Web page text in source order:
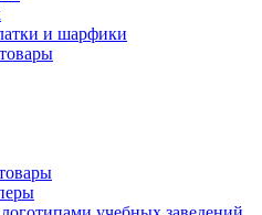
и шарфики